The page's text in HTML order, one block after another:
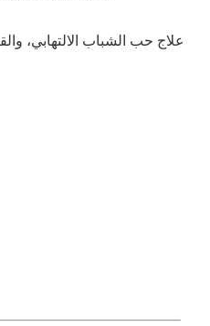
علاج حب الشباب الالتهابي،